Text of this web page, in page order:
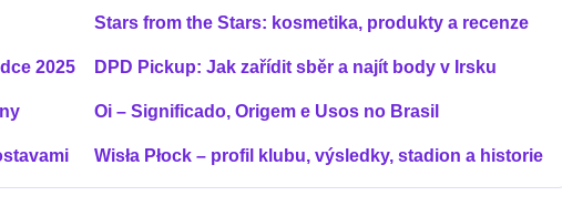
Stars from the Stars: kosmetika, produkty a recenze
2025 DPD Pickup: Jak zařídit sběr a najít body v Irsku
Oi – Significado, Origem e Usos no Brasil
Wisła Płock – profil klubu, výsledky, stadion a historie